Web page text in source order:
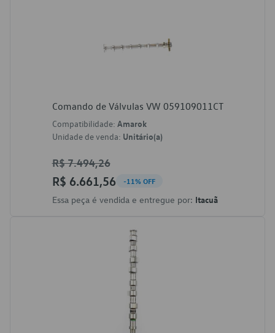
Comando de Válvulas VW 059109011CT
Compatibilidade: Amarok
Unidade de venda: Unitário(a)
R$ 7.494,26
R$ 6.661,56 -11% OFF
Essa peça é vendida e entregue por: Itacuã